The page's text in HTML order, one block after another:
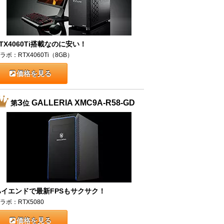
搭載なのに安い！
ボ：RTX4060Ti（8GB）
価格を見る
第3位GALLERIA XMC9A-R58-GD
エンドで最新FPSもサクサク！
ボ：RTX5080
価格を見る